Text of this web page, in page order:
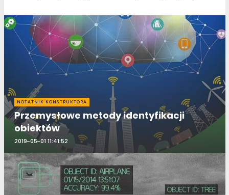
NOTATNIK KONSTRUKTORA
Przemysłowe metody identyfikacji
obiektów
2019-05-01 11:41:52